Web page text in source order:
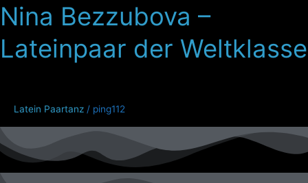
Nina Bezzubova –
Lateinpaar der Weltklasse
Latein Paartanz / ping112
&
Nina
Bezzubova
Weltklasse